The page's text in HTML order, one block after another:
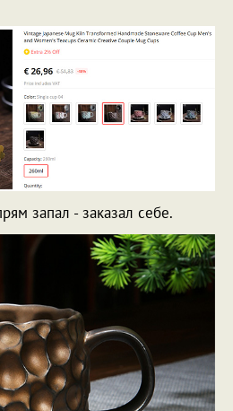
запал - заказал себе.